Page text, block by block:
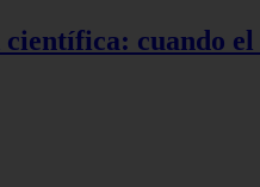
cuando